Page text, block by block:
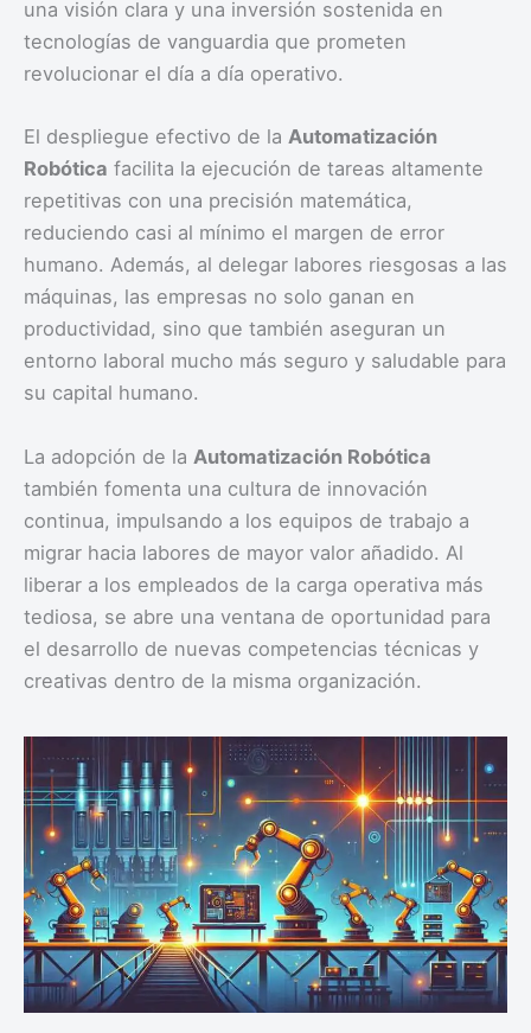
una visión clara y una inversión sostenida en
tecnologías de vanguardia que prometen
revolucionar el día a día operativo.
El despliegue efectivo de la Automatización
Robótica facilita la ejecución de tareas altamente
repetitivas con una precisión matemática,
reduciendo casi al mínimo el margen de error
humano. Además, al delegar labores riesgosas a las
máquinas, las empresas no solo ganan en
productividad, sino que también aseguran un
entorno laboral mucho más seguro y saludable para
su capital humano.
La adopción de la Automatización Robótica
también fomenta una cultura de innovación
continua, impulsando a los equipos de trabajo a
migrar hacia labores de mayor valor añadido. Al
liberar a los empleados de la carga operativa más
tediosa, se abre una ventana de oportunidad para
el desarrollo de nuevas competencias técnicas y
creativas dentro de la misma organización.